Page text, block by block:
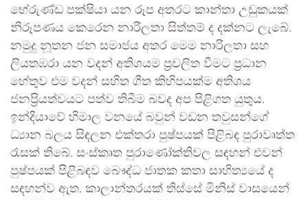
භේරුණ්ඩ පක්ෂියා යන රූප අතරට කාන්තා උඩුකයක්
නිරූපණය කෙරෙන නාරිලතා සිත්තම් ද දක්නට ලැබේ.
නමුදු නූතන ජන සමාජය අතර මෙම නාරිලතා සහ
ලියතඹරා යන වදන් අතිශයම ප්‍රචලිත වීමට ප්‍රධාන
හේතුව එම වදන් සහිත ගීත කිහිපයක්ම අතිශය
ජනප්‍රියත්වයට පත්ව තිබීම බවද අප පිළිගත යුතුය.
ඉන්දියාවේ හිමාල වනයේ බවුන් වඩන තවුසන්ගේ
ධ්‍යාන බලය සිඳලන එක්තරා පුෂ්පයක් පිළිබඳ පුරාවෘත්ත
රැසක් තිබේ. සංස්කෘත පුරාණෝක්තිවල සඳහන් එවන්
පුෂ්පයක් පිළිබඳව බෞද්ධ ජාතක කතා සාහිත්‍යයේ ද
සඳහන්ව ඇත. කාලාන්තරයක් තිස්සේ මිනිස් වාසයෙන්